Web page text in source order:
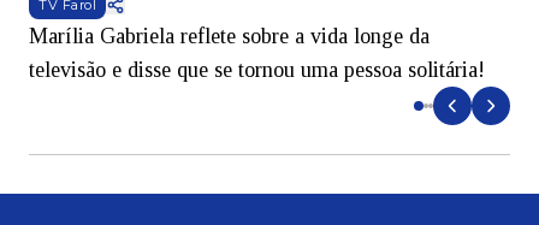
TV Farol
Marília Gabriela reflete sobre a vida longe da
televisão e disse que se tornou uma pessoa solitária!